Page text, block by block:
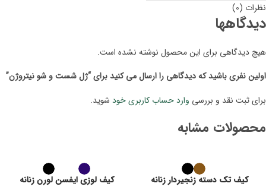
نظرات (0)
دیدگاهها
هیچ دیدگاهی برای این محصول نوشته نشده است.
اولین نفری باشید که دیدگاهی را ارسال می کنید برای “ژل شست و شو نیتروژن”
برای ثبت نقد و بررسی وارد حساب کاربری خود شوید.
محصولات مشابه
کیف تک دسته زنجیردار زنانه کیف لوزی ایفسن لورن زنانه